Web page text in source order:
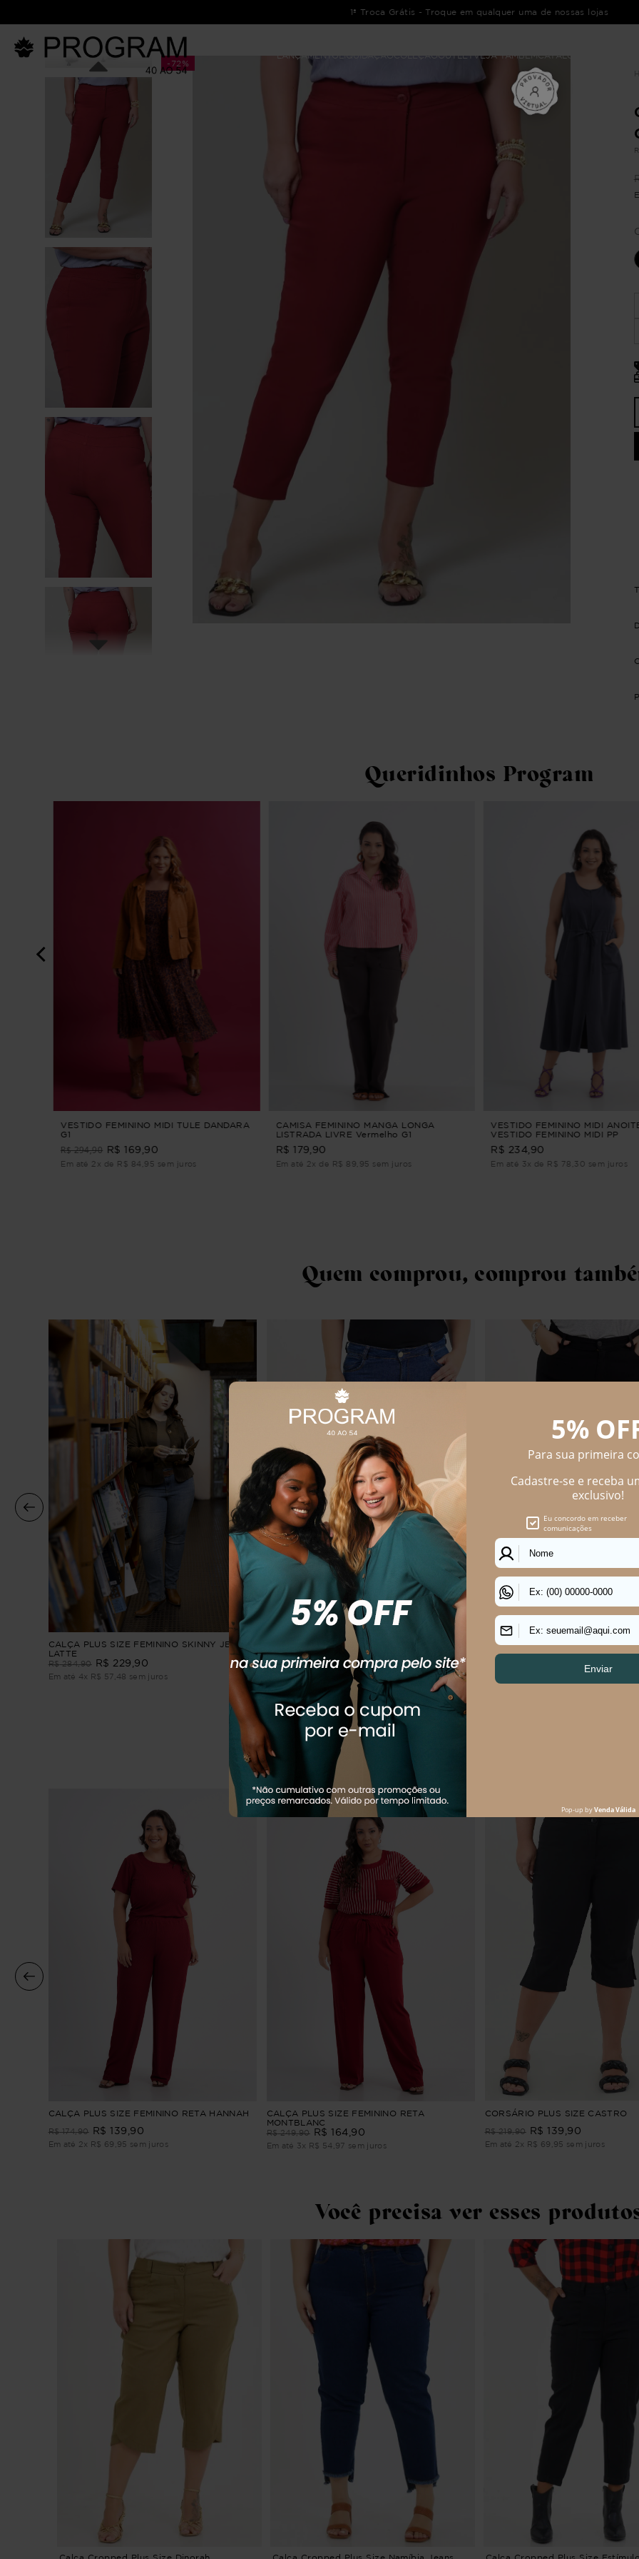
1ª Troca Grátis - Troque em qualquer uma de nossas lojas
LANÇAMENTO LIQUIDAÇÃO COLEÇÃO OUTLETVEJA TAMBÉMCATÁLOGOS
- 72%
Queridinhos Program
VESTIDO FEMININO MIDI TULE DANDARA
G1
R$ 294,90 R$ 169,90
Em até 2x de R$ 84,95 sem juros
CAMISA FEMININO MANGA LONGA
LISTRADA LIVRE Vermelho G1
R$ 179,90
Em até 2x de R$ 89,95 sem juros
VESTIDO FEMININO MIDI
VESTIDO FEMININO MIDI PP
R$ 234,90
Em até 3x de R$ 78,30 sem juros
Quem comprou, comprou
CALÇA PLUS SIZE FEMININO SKINNY JEANS
LATTE
R$ 284,90 R$ 229 90
Em até 4x R$ 57 48 sem juros
Calça Slim Plus Size Naomi Jeans
R$ 249,90 R$ 74,90
Em até1x sem juros
Calça Reta Plus Size Maya
Os mais vendidos
CALÇA PLUS SIZE FEMININO RETA HANNAH
R$ 174,90 R$ 139 90
Em até 2x R$ 69 95 sem juros
CALÇA PLUS SIZE FEMININO RETA
MONTBLANC
R$ 249,90 R$ 164 90
Em até 3x R$ 54 97 sem juros
CORSÁRIO PLUS SIZE CASTRO
R$ 219,90 R$ 139 90
Em até 2x R$ 69 95 sem juros
Você precisa ver esses
Calça Cropped Plus Size Dinorah Calça Cropped Plus Size Namíbia Jeans Calça Cropped Plus Size